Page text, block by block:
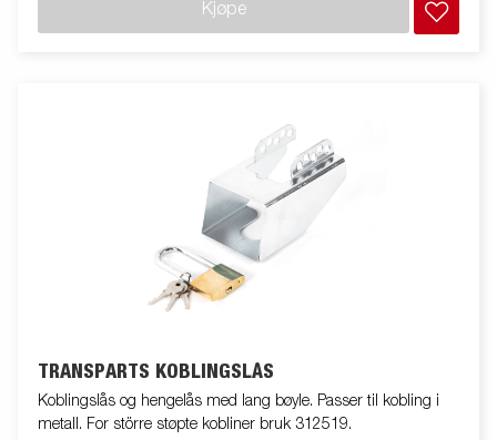
Kjøpe
TRANSPARTS KOBLINGSLÅS
Koblingslås og hengelås med lang bøyle. Passer til kobling i
metall. For större støpte kobliner bruk 312519.